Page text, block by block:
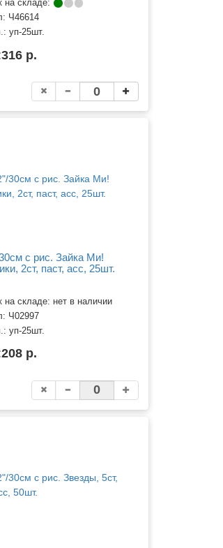
на складе:
Ч46614
уп-25шт.
316 р.
с рис. Зайка Ми!
2ст, паст, асс, 25шт.
на складе: нет в наличии
Ч02997
уп-25шт.
208 р.